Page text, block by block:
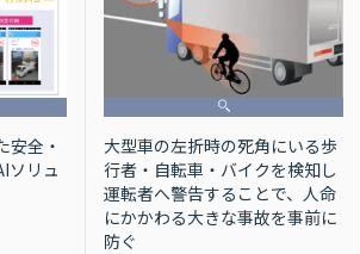
安全・
ソリュ
大型車の左折時の死角にいる歩
行者・自転車・バイクを検知し
運転者へ警告することで、人命
にかかわる大きな事故を事前に
防ぐ